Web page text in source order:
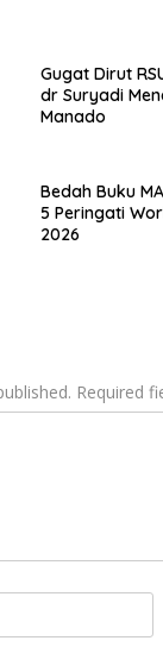
Gugat Dirut
dr Suryadi
Manado
Bedah Buku
5 Peringati
2026
Required